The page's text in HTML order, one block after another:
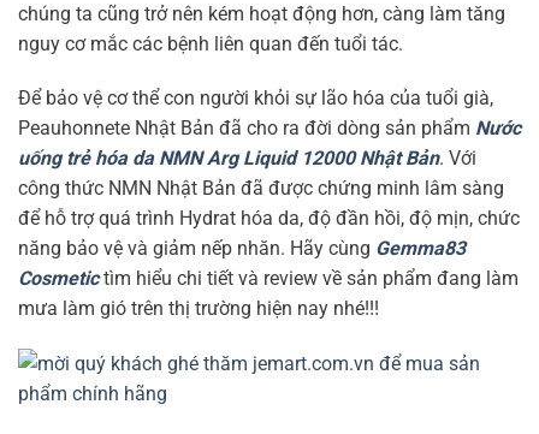
chúng ta cũng trở nên kém hoạt động hơn, càng làm tăng
nguy cơ mắc các bệnh liên quan đến tuổi tác.
Để bảo vệ cơ thể con người khỏi sự lão hóa của tuổi già,
Peauhonnete Nhật Bản đã cho ra đời dòng sản phẩm Nước
uống trẻ hóa da NMN Arg Liquid 12000 Nhật Bản. Với
công thức NMN Nhật Bản đã được chứng minh lâm sàng
để hỗ trợ quá trình Hydrat hóa da, độ đần hồi, độ mịn, chức
năng bảo vệ và giảm nếp nhăn. Hãy cùng Gemma83
Cosmetictìm hiểu chi tiết và review về sản phẩm đang làm
mưa làm gió trên thị trường hiện nay nhé!!!